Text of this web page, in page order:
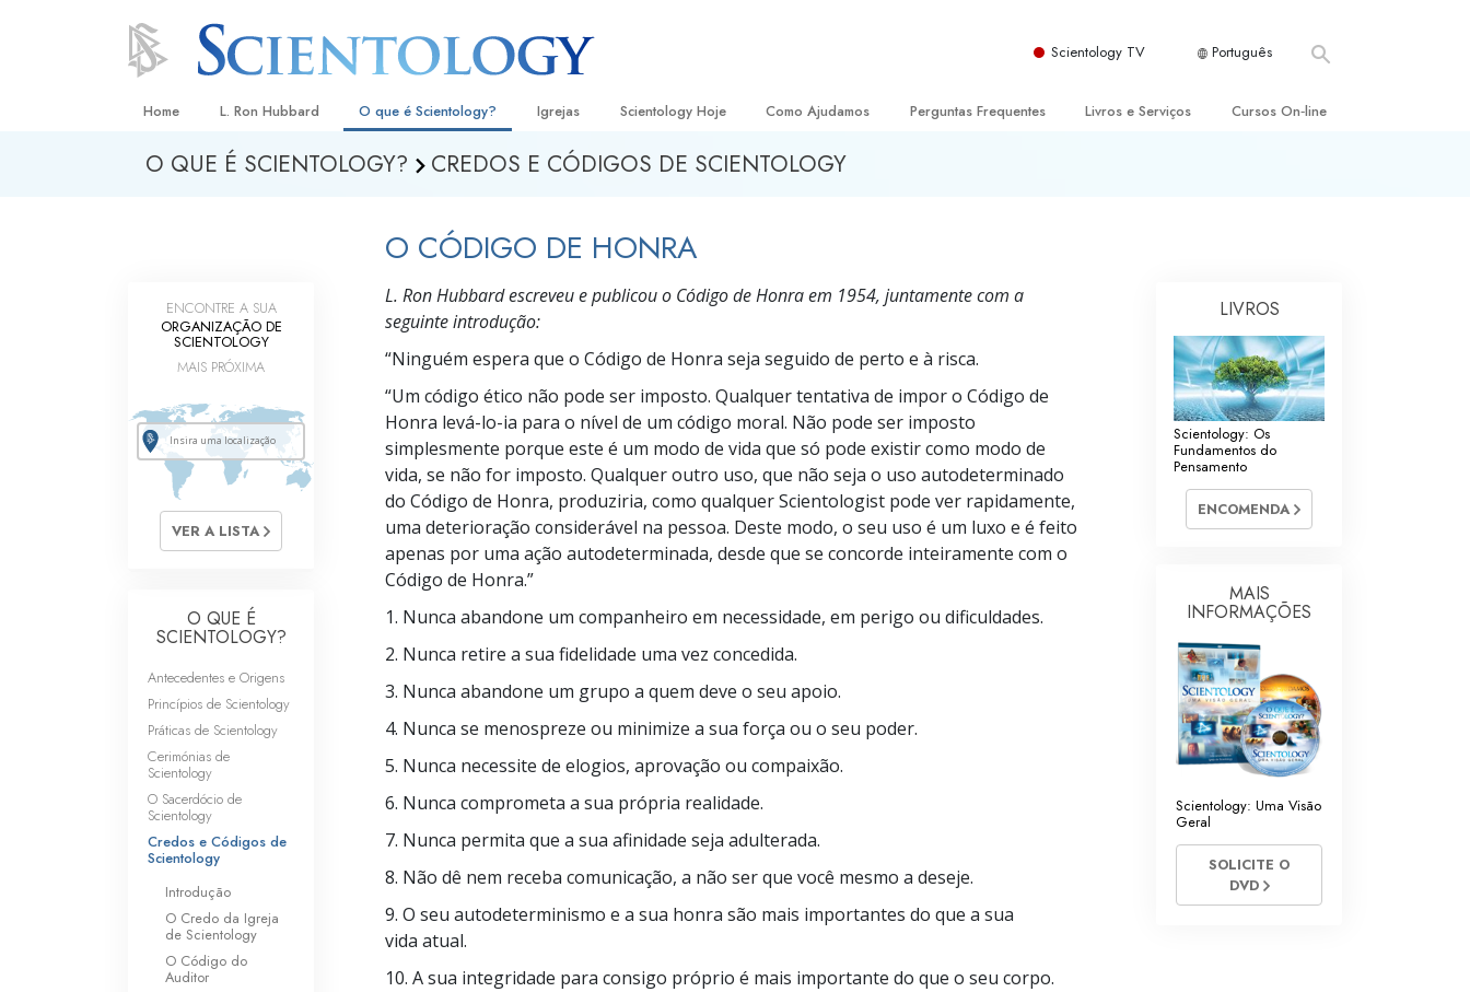
Scientology TV Português
Home L. Ron Hubbard O que é Scientology?
Crenças e Práticas
Aquilo que os Scientologists Dizem
Conheça um Scientologist
Dentro duma Igreja
Os Princípios Básicos de Scientology
Uma Introdução a Dianética
Amor e Ódio –
O que é a Grandeza?
Igrejas
Localizar uma Igreja
Organizações Avançadas
Base em Terra de Flag
A levar Scientology ao Mundo
Scientology Hoje
Inaugurações
David Miscavige — Líder Eclesiástico
Como Ajudamos
O Caminho para a Felicidade
Narconon
Unidos para os Direitos Humanos
Comissão dos Cidadãos para os
Direitos Humanos
Ministros Voluntários de Scientology
Perguntas Frequentes Livros e Serviços
Filmes Introdutórios
Cursos On‑line
Soluções para Um Ambiente Perigoso
Ajudas para Doenças e Ferimentos
Integridade e Honestidade
A Escala de Tom Emocional
Respostas às Drogas
Ferramentas para o Local do Trabalho
Ética e as Condições
A Causa da Supressão
Fundamentos das Relações Públicas
A Tecnologia de Estudo
O QUE É SCIENTOLOGY? CREDOS E CÓDIGOS DE SCIENTOLOGY
O CÓDIGO DE HONRA
L. Ron Hubbard escreveu e publicou o Código de Honra em 1954, juntamente com a
seguinte introdução:
“Ninguém espera que o Código de Honra seja seguido de perto e à risca.
“Um código ético não pode ser imposto. Qualquer tentativa de impor o Código de
Honra levá-lo-ia para o nível de um código moral. Não pode ser imposto
simplesmente porque este é um modo de vida que só pode existir como modo de
vida, se não for imposto. Qualquer outro uso, que não seja o uso autodeterminado
do Código de Honra, produziria, como qualquer Scientologist pode ver rapidamente,
uma deterioração considerável na pessoa. Deste modo, o seu uso é um luxo e é feito
apenas por uma ação autodeterminada, desde que se concorde inteiramente com o
Código de Honra.”
1. Nunca abandone um companheiro em necessidade, em perigo ou dificuldades.
2. Nunca retire a sua fidelidade uma vez concedida.
3. Nunca abandone um grupo a quem deve o seu apoio.
4. Nunca se menospreze ou minimize a sua força ou o seu poder.
5. Nunca necessite de elogios, aprovação ou compaixão.
6. Nunca comprometa a sua própria realidade.
7. Nunca permita que a sua afinidade seja adulterada.
8. Não dê nem receba comunicação, a não ser que você mesmo a deseje.
9. O seu autodeterminismo e a sua honra são mais importantes do que a sua
vida atual.
10. A sua integridade para consigo próprio é mais importante do que o seu corpo.
ENCONTRE A SUA
ORGANIZAÇÃO DE
SCIENTOLOGY
MAIS PRÓXIMA
VER A LISTA
O QUE É
SCIENTOLOGY?
Antecedentes e Origens
Princípios de Scientology
Práticas de Scientology
Cerimónias de
Scientology
O Sacerdócio de
Scientology
Credos e Códigos de
Scientology
Introdução
O Credo da Igreja
de Scientology
O Código do
Auditor
LIVROS
Scientology: Os
Fundamentos do
Pensamento
ENCOMENDA
MAIS
INFORMAÇÕES
Scientology: Uma Visão
Geral
SOLICITE O
DVD